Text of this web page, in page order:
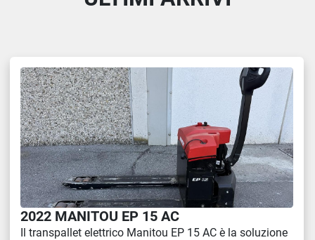
2022 MANITOU EP 15 AC
Il transpallet elettrico Manitou EP 15 AC è la soluzione